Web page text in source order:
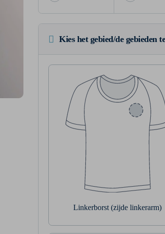
Kies het gebied/de gebieden
Linkerborst (zijde linkerarm)